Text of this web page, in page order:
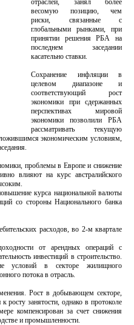
отраслей, занял более
весомую позицию, чем
риски, связанные с
глобальными рынками, при
принятии решения РБА на
последнем заседании
касательно ставки.
Сохранение инфляции в
целевом диапазоне и
соответствующий рост
экономики при сдержанных
перспективах мировой
экономики позволили РБА
рассматривать текущую
экономическим условиям,
проблемы в Европе и снижение
влияют на курс австралийского
курса национальной валюты
со стороны Национального банка
расходов, во 2-м квартале
от арендных операций с
инвестиций в строительство.
условий в секторе жилищного
потока в отрасль.
Рост в добывающем секторе,
росту занятости, однако в протоколе
компенсирован за счет снижения
и промышленности.